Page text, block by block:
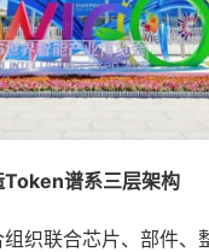
Token谱系三层架构
织联合芯片、部件、